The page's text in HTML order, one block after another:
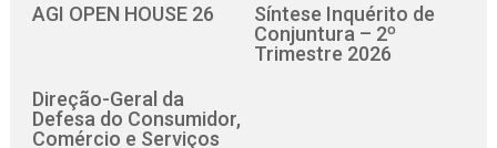
AGI OPEN HOUSE 26
Síntese Inquérito de
Conjuntura – 2º
Trimestre 2026
Direção-Geral da
Defesa do Consumidor,
Comércio e Serviços